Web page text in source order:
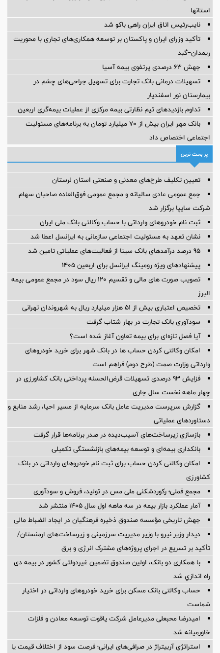
استانها
نایب‌رئیس اتاق ایران راهی باکو شد
تأکید وزرای ایران و پاکستان بر توسعه همکاری‌های تجاری با محوریت
ریمدان–گبد
جهش ۶۳ درصدی پرتفوی بیمه آسیا
تسهیلات درمانی بانک تجارت برای تسهیل جراحی‌های چشم در
بیمارستان نور اسفندیار
تداوم بازدیدهای تیم نظارتی بیمه مرکزی از عملیات بیمه‌گری اربعین
بانک مهر ایران بیش از ۷۰ میلیارد تومان به برنامه‌های مسئولیت
اجتماعی اختصاص داد
پر بحث ترین
تعیین تکلیف طرح‌های معدنی و صنعتی استان لرستان
جمع عمومی عادی سالیانه و مجمع عمومی فوق‌العاده صاحبان سهام
شرکت سایپا برگزار شد
ثبت نام خودروهای وارداتی با حساب وکالتی بانک ملی ایران
نشان تعهد به مسئولیت اجتماعی سازمانی به ایرانسل اعطا شد
95 درصد درآمدهای بانک سینا از فعالیت‌های عملیاتی تامین شد
پیشنهادهای ویژه رومینگ ایرانسل برای اربعین ۱۴۰۵
تصویب صورت های مالی و تقسیم 120 ریال سود در مجمع عمومی بیمه
البرز
تخصیص اعتباری بیش از 51 هزار میلیارد ریال به شهروندان تهرانی
سودآوری بانک تجارت در بهار شتاب گرفت
آیا فصل تازه‌ای برای بیمه تعاون آغاز شده است؟
امکان وکالتی کردن حساب ها در بانک شهر برای خرید خودروهای
وارداتی وزارت صمت (طرح دوم) فراهم است
فزایش ۹۳ درصدی تسهیلات قرض‌الحسنه پرداختی بانک کشاورزی در
چهار ماهه نخست سال جاری
گزارش سرپرست مدیریت عامل بانک سرمایه از مسیر احیا، رشد منابع و
دستاوردهای عملیاتی
بازسازی زیرساخت‌های آسیب‌دیده در صدر برنامه‌ها قرار گرفت
بانکداری بیمه‌ای و توسعه بیمه‌های بازنشستگی تکمیلی
امکان وکالتی کردن حساب برای ثبت نام خودروهای وارداتی در بانک
کشاورزی
مجمع فملی؛ رکوردشکنی ملی مس در تولید، فروش و سودآوری
آمار عملكرد بازار بیمه در سه ماهه اول سال 1405 منتشر شد
جهش تاریخی مؤسسه صندوق ذخیره فرهنگیان در ایجاد انضباط مالی
دیدار وزیر نیرو با وزیر مدیریت سرزمینی و زیرساخت‌های ارمنستان/
تأکید بر تسریع در اجرای پروژه‌های مشترک انرژی و برق
با همکاری دو بانک، اولین صندوق تضمین غیردولتی کشور در بیمه دی
راه اندازي شد
حساب وکالتی بانک مسکن برای خرید خودروهای وارداتی در اختیار
شماست
امیدرضا محبعلی مدیرعامل شرکت یاقوت توسعه معادن و فلزات
خاورمیانه شد
استراتژی آربیتراژ در صرافی‌های ایرانی؛ فرصت سود از اختلاف قیمت یا